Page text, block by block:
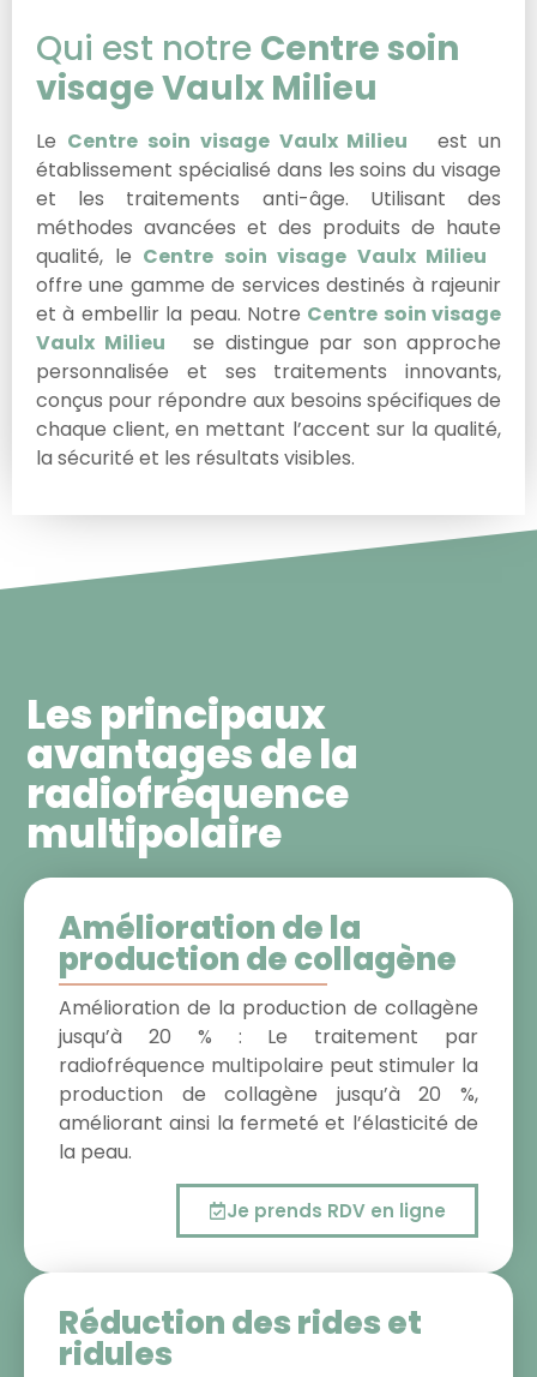
Qui est notre Centre soin
visage Vaulx Milieu
Le Centre soin visage Vaulx Milieu
est un
établissement spécialisé dans les soins du visage
et les traitements anti-âge. Utilisant des
méthodes avancées et des produits de haute
qualité, le Centre soin visage Vaulx Milieu
offre une gamme de services destinés à rajeunir
et à embellir la peau. Notre Centre soin visage
Vaulx Milieu
se distingue par son approche
personnalisée et ses traitements innovants,
conçus pour répondre aux besoins spécifiques de
chaque client, en mettant l’accent sur la qualité,
la sécurité et les résultats visibles.
Les principaux
avantages de la
radiofréquence
multipolaire
Amélioration de la
production de collagène
Amélioration de la production de collagène
jusqu’à 20 % : Le traitement par
radiofréquence multipolaire peut stimuler la
production de collagène jusqu’à 20 %,
améliorant ainsi la fermeté et l’élasticité de
la peau.
Je prends RDV en ligne
Réduction des rides et
ridules